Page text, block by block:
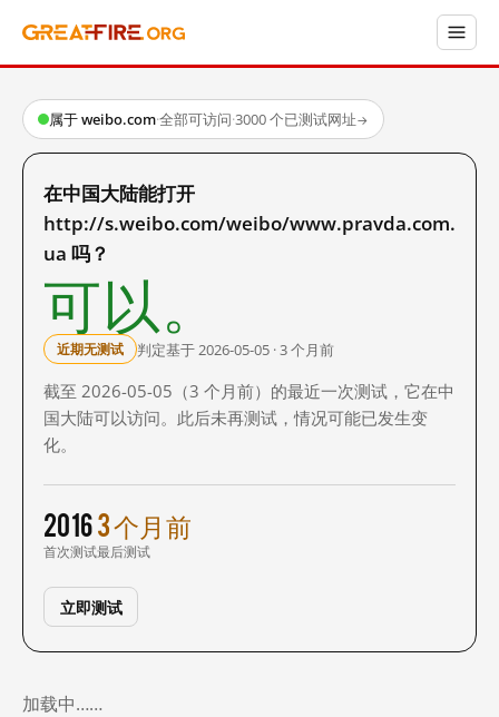
属于 weibo.com·全部可访问·3000 个已测试网址→
在中国大陆能打开
http://s.weibo.com/weibo/www.pravda.com.
ua 吗？
可以。
近期无测试 判定基于 2026-05-05 · 3 个月前
截至 2026-05-05（3 个月前）的最近一次测试，它在中
国大陆可以访问。此后未再测试，情况可能已发生变
化。
2016
首次测试
3 个月前
最后测试
立即测试
加载中……